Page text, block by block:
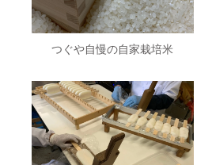
つぐや自慢の自家栽培米